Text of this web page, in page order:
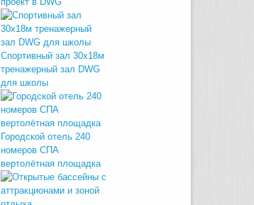
Спортивный зал 30х18м
тренажерный зал DWG
для школы
Городской отель 240
номеров СПА
вертолётная площадка